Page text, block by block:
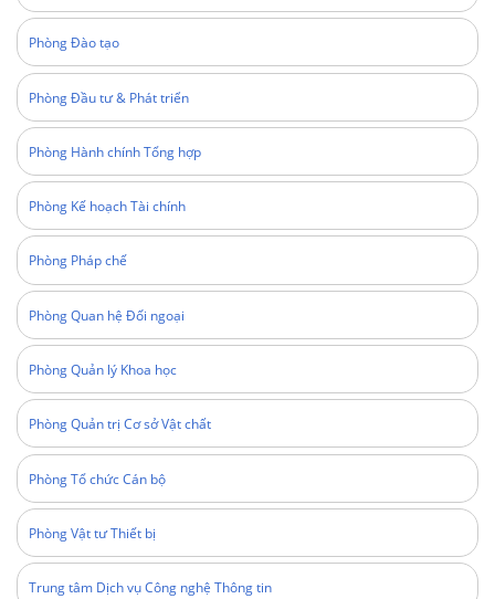
Phòng Đào tạo
Phòng Đầu tư & Phát triển
Phòng Hành chính Tổng hợp
Phòng Kế hoạch Tài chính
Phòng Pháp chế
Phòng Quan hệ Đối ngoại
Phòng Quản lý Khoa học
Phòng Quản trị Cơ sở Vật chất
Phòng Tổ chức Cán bộ
Phòng Vật tư Thiết bị
Trung tâm Dịch vụ Công nghệ Thông tin